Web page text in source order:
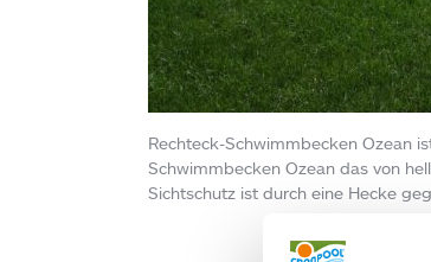
Rechteck-Schwimmbecken Ozean
Schwimmbecken Ozean das von
Sichtschutz ist durch eine Hecke